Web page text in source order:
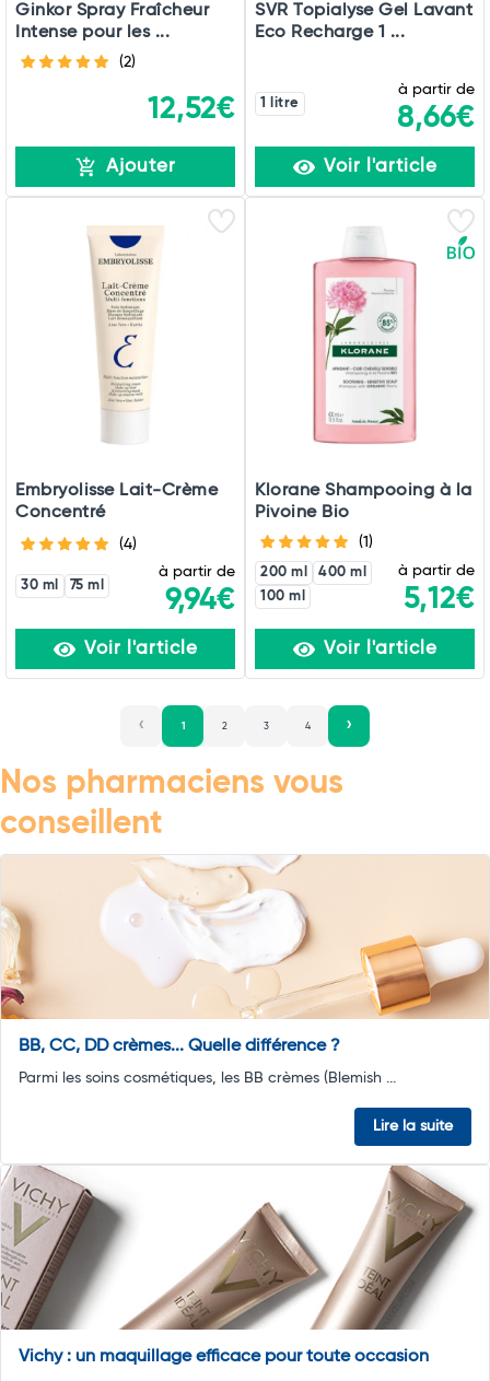
Ginkor Spray Fraîcheur
Intense pour les ...
(2)
12,52€
Ajouter
SVR Topialyse Gel Lavant
Eco Recharge 1 ...
1 litre
à partir de
8,66€
Voir l'article
Embryolisse Lait-Crème
Concentré
(4)
30 ml 75 ml
à partir de
9,94€
Voir l'article
Klorane Shampooing à la
Pivoine Bio
(1)
200 ml
400 ml
100 ml
à partir de
5,12€
Voir l'article
1 2 3 4
Nos pharmaciens vous
conseillent
BB, CC, DD crèmes... Quelle différence ?
Parmi les soins cosmétiques, les BB crèmes (Blemish ...
Lire la suite
Vichy : un maquillage efficace pour toute occasion